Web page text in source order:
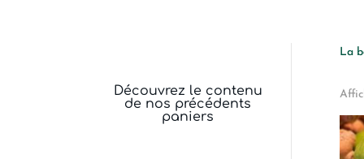
Découvrez le contenu
de nos précédents
paniers
La